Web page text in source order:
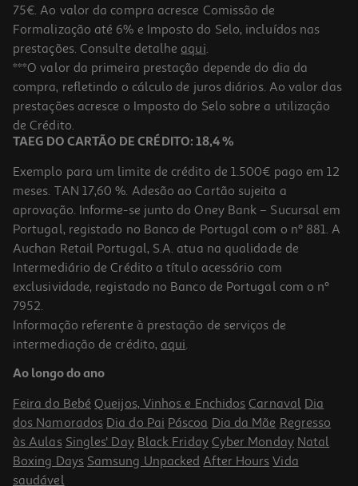
5.0
Refeição Bledina Legumes Com Vitela 200g
7.45 €/Kg
1,49 €
Refeição Bledina Estufado Frango Com Arroz 200g
7.45 €/Kg
1,49 €
75€. Ao valor da compra acresce Comissão de
Formalização até 6% e Imposto do Selo, incluídos nas
prestações. Consulte detalhe aqui.
***O valor da primeira prestação depende do dia da
compra, refletindo o cálculo de juros diários. Ao valor das
prestações acresce o Imposto do Selo sobre a utilização
de Crédito.
TAEG DO CARTÃO DE CRÉDITO: 18,4 %
Exemplo para um limite de crédito de 1.500€ pago em 12
meses. TAN 17,60 %. Adesão ao Cartão sujeita a
aprovação. Informe-se junto do Oney Bank – Sucursal em
Portugal, registado no Banco de Portugal com o nº 881. A
Auchan Retail Portugal, S.A. atua na qualidade de
Intermediário de Crédito a título acessório com
exclusividade, registado no Banco de Portugal com o nº
7952.
Informação referente à prestação de serviços de
intermediação de crédito, aqui.
Ao longo do ano
Feira do Bebé Queijos, Vinhos e Enchidos Carnaval Dia
dos Namorados Dia do Pai Páscoa Dia da Mãe Regresso
às Aulas Singles' Day Black Friday Cyber Monday Natal
Boxing Days Samsung Unpacked After Hours Vida
saudável